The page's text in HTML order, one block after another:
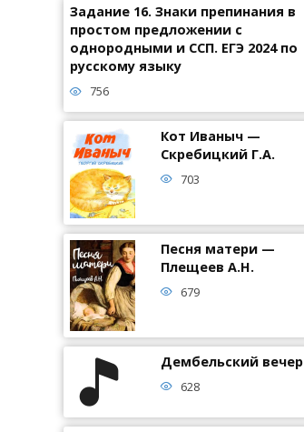
Задание 16. Знаки препинания в
простом предложении с
однородными и ССП. ЕГЭ 2024 по
русскому языку
756
Кот Иваныч —
Скребицкий Г.А.
703
Песня матери —
Плещеев А.Н.
679
Дембельский вечер
628